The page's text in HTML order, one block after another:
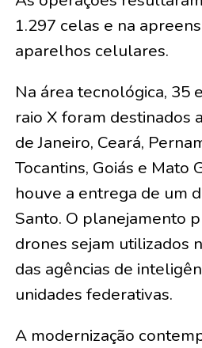
1.297 celas e na
aparelhos celulares.
Na área tecnológica, 35
raio X foram destinados
de Janeiro, Ceará,
Tocantins, Goiás e Mato
houve a entrega de um
Santo. O planejamento
drones sejam utilizados
das agências de
unidades federativas.
A modernização